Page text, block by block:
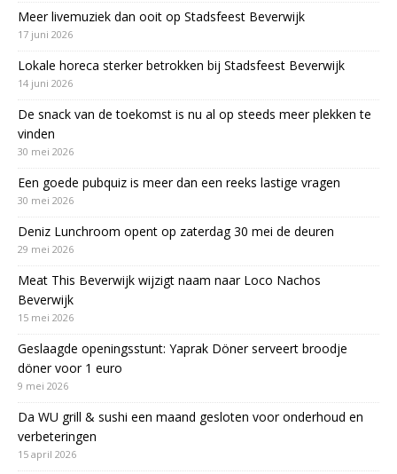
Meer livemuziek dan ooit op Stadsfeest Beverwijk
17 juni 2026
Lokale horeca sterker betrokken bij Stadsfeest Beverwijk
14 juni 2026
De snack van de toekomst is nu al op steeds meer plekken te
vinden
30 mei 2026
Een goede pubquiz is meer dan een reeks lastige vragen
30 mei 2026
Deniz Lunchroom opent op zaterdag 30 mei de deuren
29 mei 2026
Meat This Beverwijk wijzigt naam naar Loco Nachos
Beverwijk
15 mei 2026
Geslaagde openingsstunt: Yaprak Döner serveert broodje
döner voor 1 euro
9 mei 2026
Da WU grill & sushi een maand gesloten voor onderhoud en
verbeteringen
15 april 2026